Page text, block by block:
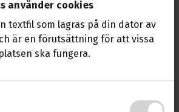
använder cookies
textfil som lagras på din dator av
är en förutsättning för att vissa
ska fungera.
lördagen den 23 november
lokaler ute på
det göras nomineringar till